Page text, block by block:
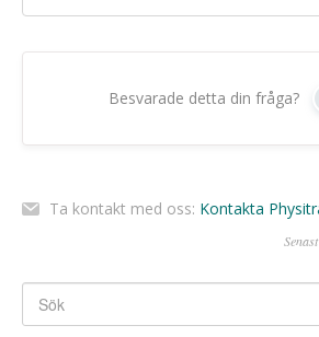
Besvarade detta din fråga?
Ta kontakt med oss: Kontakta